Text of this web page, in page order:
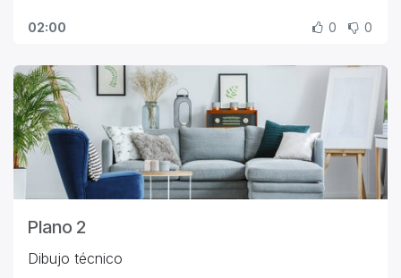
02:00 0 0
Plano 2
Dibujo técnico